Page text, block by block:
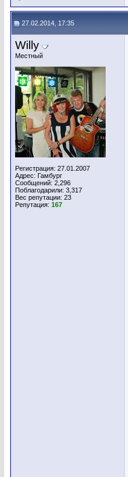
27.02.2014, 17:35
Willy
Местный
Регистрация: 27.01.2007
Адрес: Гамбург
Сообщений: 2,296
Поблагодарили: 3,317
Вес репутации: 23
Репутация: 167